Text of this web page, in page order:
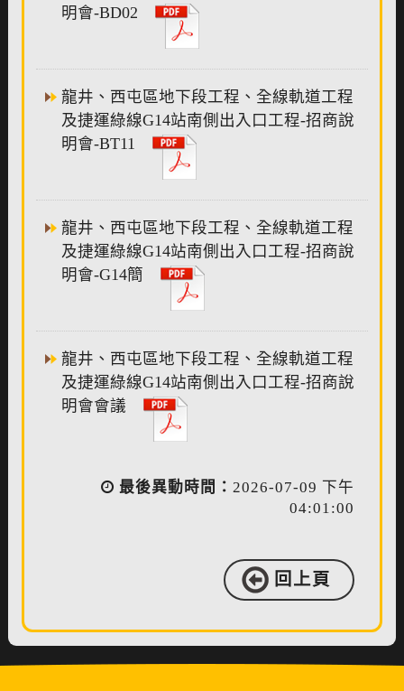
明會-BD02
龍井、西屯區地下段工程、全線軌道工程
及捷運綠線G14站南側出入口工程-招商說
明會-BT11
龍井、西屯區地下段工程、全線軌道工程
及捷運綠線G14站南側出入口工程-招商說
明會-G14簡
龍井、西屯區地下段工程、全線軌道工程
及捷運綠線G14站南側出入口工程-招商說
明會會議
最後異動時間： 2026-07-09 下午
04:01:00
回上頁